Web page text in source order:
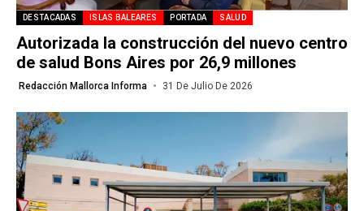
DESTACADAS ISLAS BALEARES PORTADA SALUD
Autorizada la construcción del nuevo centro
de salud Bons Aires por 26,9 millones
Redacción Mallorca Informa 31 De Julio De 2026